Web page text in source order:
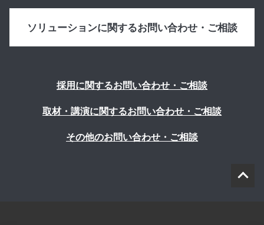
ソリューションに関するお問い合わせ・ご相談
採用に関するお問い合わせ・ご相談
取材・講演に関するお問い合わせ・ご相談
その他のお問い合わせ・ご相談